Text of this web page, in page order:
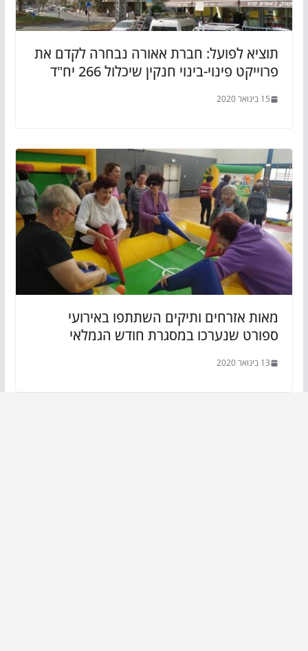
תוציא לפועל: חברת אאורה נבחרה לקדם את
פרוייקט פינוי-בינוי חנקין שיכלול 266 יח"ד
15 בינואר 2020
מאות אזרחים ותיקים השתתפו באירועי
ספורט שנערכו במסגרת חודש הגמלאי
13 בינואר 2020